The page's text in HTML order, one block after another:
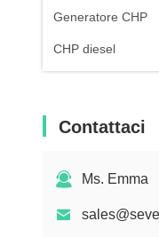
Generatore CHP
CHP diesel
Contattaci
Ms. Emma